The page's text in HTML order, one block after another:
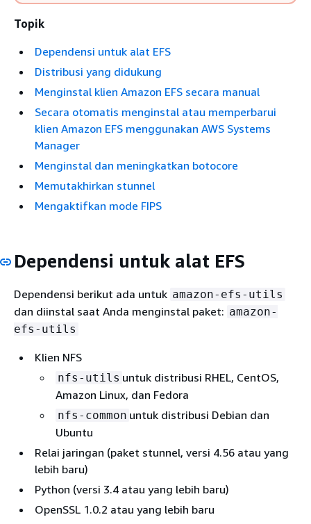
Topik
Dependensi untuk alat EFS
Distribusi yang didukung
Menginstal klien Amazon EFS secara manual
Secara otomatis menginstal atau memperbarui
klien Amazon EFS menggunakan AWS Systems
Manager
Menginstal dan meningkatkan botocore
Memutakhirkan stunnel
Mengaktifkan mode FIPS
Dependensi untuk alat EFS
Dependensi berikut ada untuk amazon-efs-utils
dan diinstal saat Anda menginstal paket: amazon-
efs-utils
Klien NFS
nfs-utils untuk distribusi RHEL, CentOS,
Amazon Linux, dan Fedora
nfs-common untuk distribusi Debian dan
Ubuntu
Relai jaringan (paket stunnel, versi 4.56 atau yang
lebih baru)
Python (versi 3.4 atau yang lebih baru)
OpenSSL 1.0.2 atau yang lebih baru